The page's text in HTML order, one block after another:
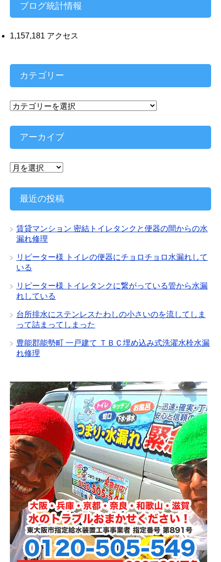
ブログ統計情報
1,157,181 アクセス
カテゴリー
カ
ゴ
ー
アーカイブ
ア
カ
ブ
最近の投稿
賃貸マンション 密結トイレタンクと便器の間からの水
漏れ修理
リピーター様 トイレの便器にチョロチョロ水漏れして
いる
リピーター様 トイレタンクに繋がっている管から水漏
れしている
台所排水にステンレスたわしの小さいのを流してしま
って詰まってしまった
豊能郡能勢町 一戸建て ＴＢＣ埋め込み式洗濯水栓水漏
れ修理